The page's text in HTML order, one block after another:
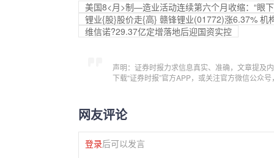
美国8<月>制—造业活动连续第六个月收缩：“眼
锂业{股}股价走{高} 赣锋锂业(01772)涨6.37% 机
维信诺?29.37亿定增落地后迎国资实控
声明：证券时报力求信息真实、准确，文章提及
下载“证券时报”官方APP，或关注官方微信公众
网友评论
登录后可以发言